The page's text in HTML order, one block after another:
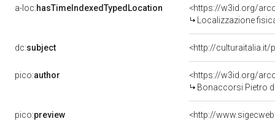
a-loc:hasTimeIndexedTypedLocation
<https://w3id.org/
Localizzazione
dc:subject <http://culturaitalia.it/
pico:author
<https://w3id.org/
Bonaccorsi Pietro
pico:preview